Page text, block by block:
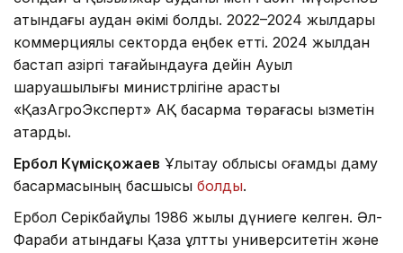
атындағы аудан әкімі болды. 2022–2024 жылдары
коммерциялық секторда еңбек етті. 2024 жылдан
бастап қазіргі тағайындауға дейін Ауыл
шаруашылығы министрлігіне қарасты
«ҚазАгроЭксперт» АҚ басқарма төрағасы қызметін
атқарды.
Ербол Күмісқожаев Ұлытау облысы қоғамдық даму
басқармасының басшысы болды.
Ербол Серікбайұлы 1986 жылы дүниеге келген. Әл-
Фараби атындағы Қазақ ұлттық университетін және